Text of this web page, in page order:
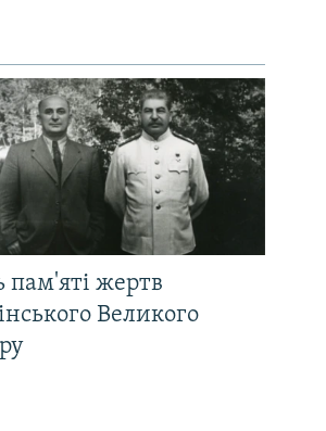
пам'яті жертв
Великого